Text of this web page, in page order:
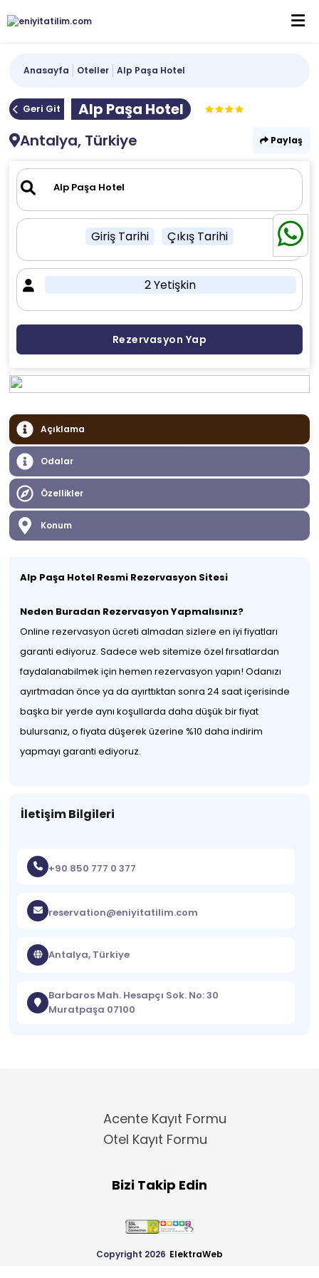
Anasayfa Oteller Alp Paşa Hotel
Geri Git
Alp Paşa Hotel
Antalya, Türkiye
Paylaş
Giriş Tarihi Çıkış Tarihi
2 Yetişkin
Rezervasyon Yap
Açıklama
Odalar
Özellikler
Konum
Alp Paşa Hotel Resmi Rezervasyon Sitesi
Neden Buradan Rezervasyon Yapmalısınız?
Online rezervasyon ücreti almadan sizlere en iyi fiyatları
garanti ediyoruz. Sadece web sitemize özel fırsatlardan
faydalanabilmek için hemen rezervasyon yapın! Odanızı
ayırtmadan önce ya da ayırttıktan sonra 24 saat içerisinde
başka bir yerde aynı koşullarda daha düşük bir fiyat
bulursanız, o fiyata düşerek üzerine %10 daha indirim
yapmayı garanti ediyoruz.
İletişim Bilgileri
+90 850 777 0 377
reservation@eniyitatilim.com
Antalya, Türkiye
Barbaros Mah. Hesapçı Sok. No: 30
Muratpaşa 07100
Acente Kayıt Formu
Otel Kayıt Formu
Bizi Takip Edin
Copyright 2026 ElektraWeb